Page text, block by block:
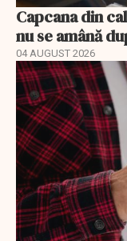
Capcana din
nu se amână
04 AUGUST 2026